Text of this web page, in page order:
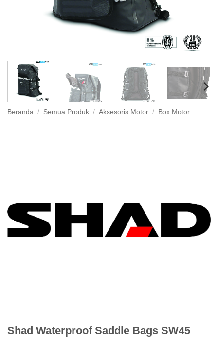
Beranda / Semua Produk / Aksesoris Motor / Box Motor
Shad Waterproof Saddle Bags SW45